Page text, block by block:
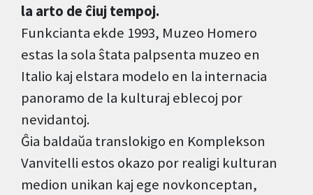
la arto de ĉiuj tempoj.
Funkcianta ekde 1993, Muzeo Homero
estas la sola ŝtata palpsenta muzeo en
Italio kaj elstara modelo en la internacia
panoramo de la kulturaj eblecoj por
nevidantoj.
Ĝia baldaŭa translokigo en Komplekson
Vanvitelli estos okazo por realigi kulturan
medion unikan kaj ege novkonceptan,